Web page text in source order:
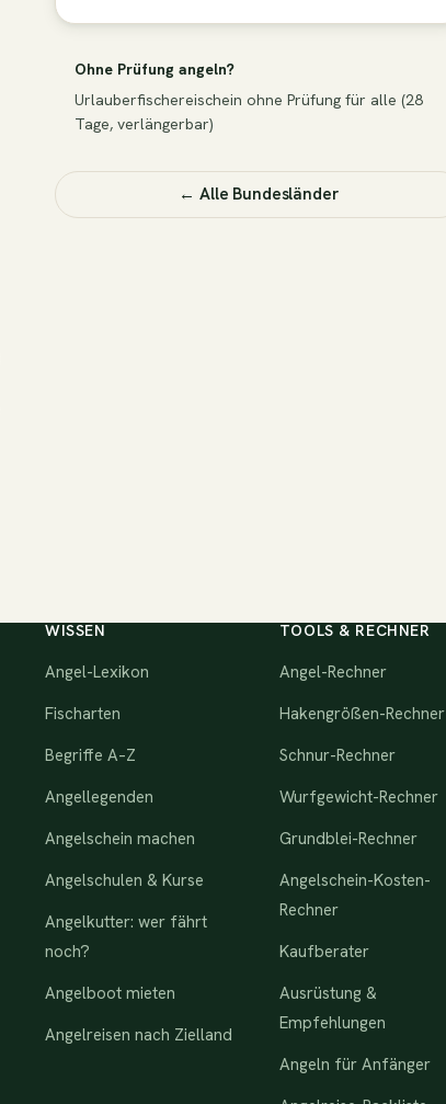
Ohne Prüfung angeln?
Urlauberfischereischein ohne Prüfung für alle (28
Tage, verlängerbar)
← Alle Bundesländer
WISSEN
Angel-Lexikon
Fischarten
Begriffe A–Z
Angellegenden
Angelschein machen
Angelschulen & Kurse
Angelkutter: wer fährt
noch?
Angelboot mieten
Angelreisen nach Zielland
TOOLS & RECHNER
Angel-Rechner
Hakengrößen-Rechner
Schnur-Rechner
Wurfgewicht-Rechner
Grundblei-Rechner
Angelschein-Kosten-
Rechner
Kaufberater
Ausrüstung &
Empfehlungen
Angeln für Anfänger